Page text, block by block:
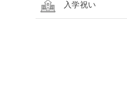
入学祝い